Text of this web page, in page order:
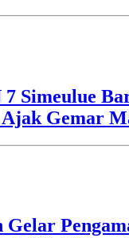
Simeulue
Gemar
Gelar